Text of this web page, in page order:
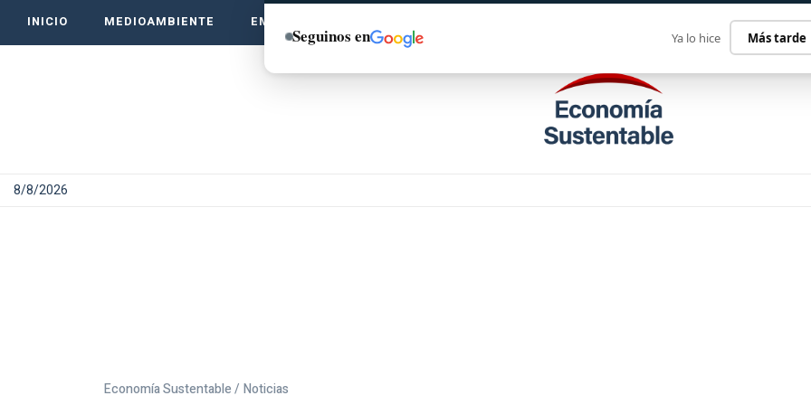
INICIO MEDIOAMBIENTE EMPRENDE VERDE
8/8/2026
Economía Sustentable / Noticias
Seguinos en Ya lo hice Más tarde